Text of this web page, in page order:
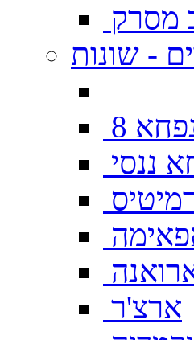
מסרק
- שונות
8
ננסי
ארצ'ר